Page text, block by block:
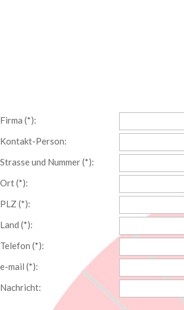
Firma (*):
Kontakt-Person:
Strasse und Nummer (*):
Ort (*):
PLZ (*):
Land (*):
Telefon (*):
e-mail (*):
Nachricht: